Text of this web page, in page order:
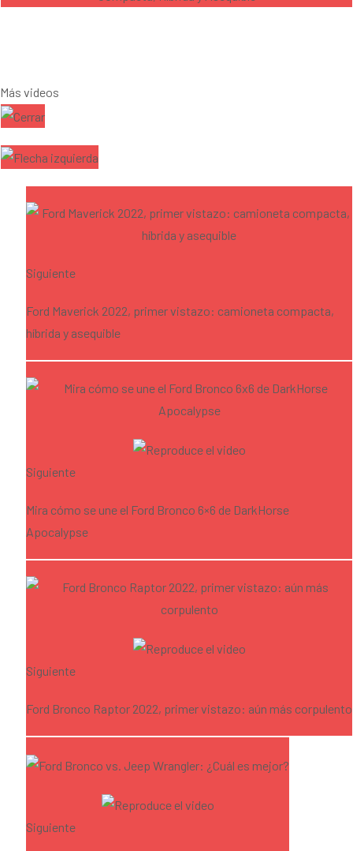
Más videos
Siguiente
Ford Maverick 2022, primer vistazo: camioneta compacta,
híbrida y asequible
Siguiente
Mira cómo se une el Ford Bronco 6×6 de DarkHorse
Apocalypse
Siguiente
Ford Bronco Raptor 2022, primer vistazo: aún más corpulento
Siguiente